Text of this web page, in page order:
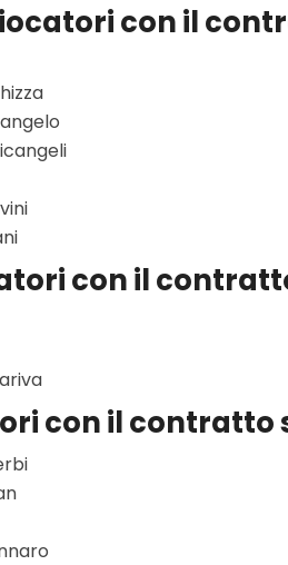
con il
con il
con il contratto